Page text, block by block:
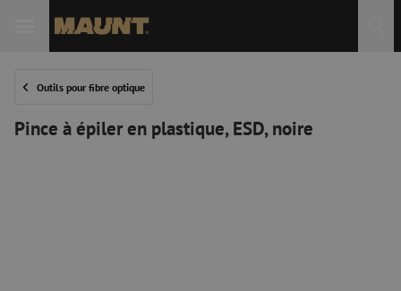
Outils pour fibre optique
Pince à épiler en plastique, ESD, noire